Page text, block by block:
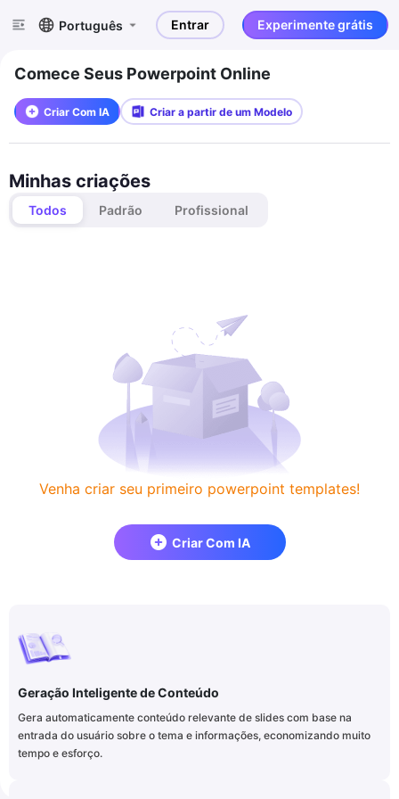
Português Entrar Experimente grátis
Comece Seus Powerpoint Online
Criar Com IA Criar a partir de um Modelo
Minhas criações
Todos Padrão Profissional
Venha criar seu primeiro powerpoint templates!
Criar Com IA
Geração Inteligente de Conteúdo
Gera automaticamente conteúdo relevante de slides com base na
entrada do usuário sobre o tema e informações, economizando muito
tempo e esforço.